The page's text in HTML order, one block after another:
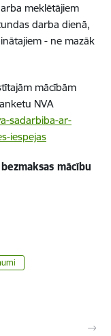
meklētājiem
darba dienā,
- ne mazāk
mācībām
NVA
sadarbiba-ar-
iespejas
mācību